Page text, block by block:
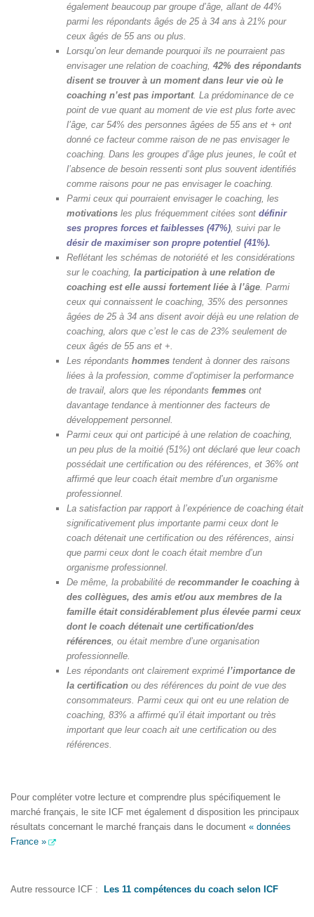
également beaucoup par groupe d’âge, allant de 44%
parmi les répondants âgés de 25 à 34 ans à 21% pour
ceux âgés de 55 ans ou plus.
Lorsqu’on leur demande pourquoi ils ne pourraient pas
envisager une relation de coaching, 42% des répondants
disent se trouver à un moment dans leur vie où le
coaching n’est pas important. La prédominance de ce
point de vue quant au moment de vie est plus forte avec
l’âge, car 54% des personnes âgées de 55 ans et + ont
donné ce facteur comme raison de ne pas envisager le
coaching. Dans les groupes d’âge plus jeunes, le coût et
l’absence de besoin ressenti sont plus souvent identifiés
comme raisons pour ne pas envisager le coaching.
Parmi ceux qui pourraient envisager le coaching, les
motivations les plus fréquemment citées sont définir
ses propres forces et faiblesses (47%) , suivi par le
désir de maximiser son propre potentiel (41%).
Reflétant les schémas de notoriété et les considérations
sur le coaching, la participation à une relation de
coaching est elle aussi fortement liée à l’âge . Parmi
ceux qui connaissent le coaching, 35% des personnes
âgées de 25 à 34 ans disent avoir déjà eu une relation de
coaching, alors que c’est le cas de 23% seulement de
ceux âgés de 55 ans et +.
Les répondants hommes tendent à donner des raisons
liées à la profession, comme d’optimiser la performance
de travail, alors que les répondants femmes ont
davantage tendance à mentionner des facteurs de
développement personnel.
Parmi ceux qui ont participé à une relation de coaching,
un peu plus de la moitié (51%) ont déclaré que leur coach
possédait une certification ou des références, et 36% ont
affirmé que leur coach était membre d’un organisme
professionnel.
La satisfaction par rapport à l’expérience de coaching était
significativement plus importante parmi ceux dont le
coach détenait une certification ou des références, ainsi
que parmi ceux dont le coach était membre d’un
organisme professionnel.
De même, la probabilité de recommander le coaching à
des collègues, des amis et/ou aux membres de la
famille était considérablement plus élevée parmi ceux
dont le coach détenait une certification/des
références , ou était membre d’une organisation
professionnelle.
Les répondants ont clairement exprimé l’importance de
la certification ou des références du point de vue des
consommateurs. Parmi ceux qui ont eu une relation de
coaching, 83% a affirmé qu’il était important ou très
important que leur coach ait une certification ou des
références.
Pour compléter votre lecture et comprendre plus spécifiquement le
marché français, le site ICF met également d disposition les principaux
résultats concernant le marché français dans le document « données
France »
Autre ressource ICF : Les 11 compétences du coach selon ICF